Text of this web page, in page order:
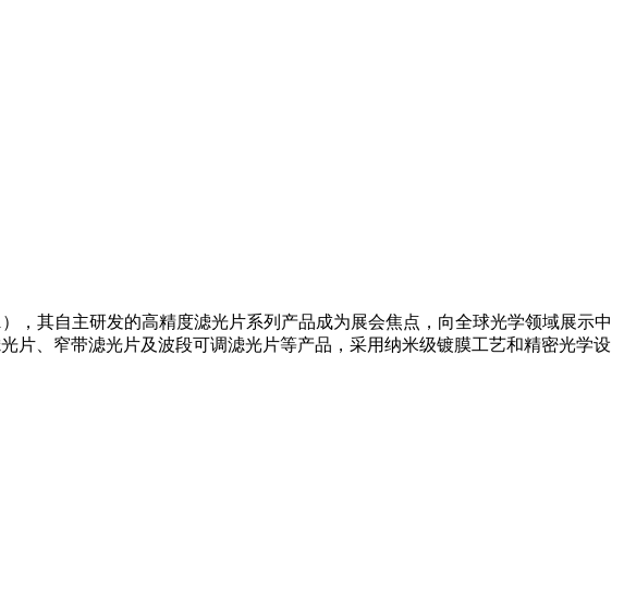
，其自主研发的高精度滤光片系列产品成为展会焦点，向全球光学领域展示中
片、窄带滤光片及波段可调滤光片等产品，采用纳米级镀膜工艺和精密光学设